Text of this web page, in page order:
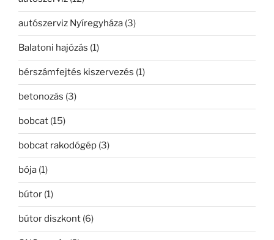
autószerviz Nyíregyháza (3)
Balatoni hajózás (1)
bérszámfejtés kiszervezés (1)
betonozás (3)
bobcat (15)
bobcat rakodógép (3)
bója (1)
bútor (1)
bútor diszkont (6)